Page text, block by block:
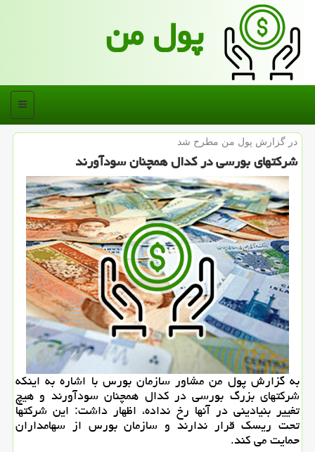
پول من
منو
در گزارش پول من مطرح شد
شركتهای بورسی در كدال همچنان سودآورند
به گزارش پول من مشاور سازمان بورس با اشاره به اینكه
شركتهای بزرگ بورسی در كدال همچنان سودآورند و هیچ
تغییر بنیادینی در آنها رخ نداده، اظهار داشت: این شركتها
تحت ریسك قرار ندارند و سازمان بورس از سهامداران
حمایت می كند.